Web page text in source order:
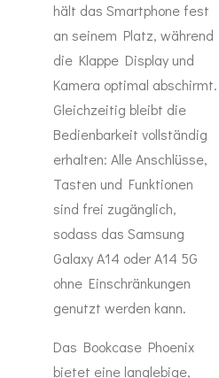
hält das Smartphone fest
an seinem Platz, während
die Klappe Display und
Kamera optimal abschirmt.
Gleichzeitig bleibt die
Bedienbarkeit vollständig
erhalten: Alle Anschlüsse,
Tasten und Funktionen
sind frei zugänglich,
sodass das Samsung
Galaxy A14 oder A14 5G
ohne Einschränkungen
genutzt werden kann.
Das Bookcase Phoenix
bietet eine langlebige,